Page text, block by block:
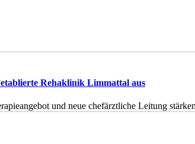
Rehaklinik Limmattal aus
und neue chefärztliche Leitung